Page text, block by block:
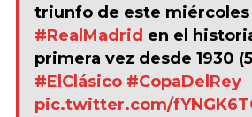
triunfo de este miércoles
#RealMadrid en el
primera vez desde 1930
#ElClásico #CopaDelRey
pic.twitter.com/